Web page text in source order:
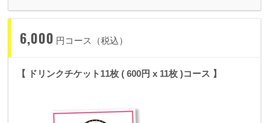
6,000 円コース（税込）
【 ドリンクチケット11枚 ( 600円 x 11枚 )コース 】